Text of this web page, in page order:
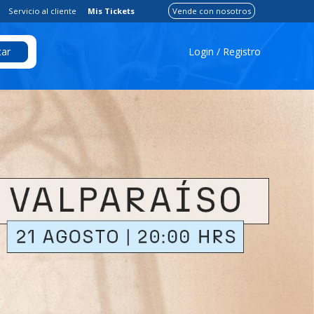
Servicio al cliente Mis Tickets Vende con nosotros
Login / Registro